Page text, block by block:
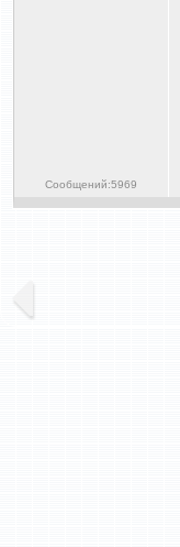
Сообщений:5969